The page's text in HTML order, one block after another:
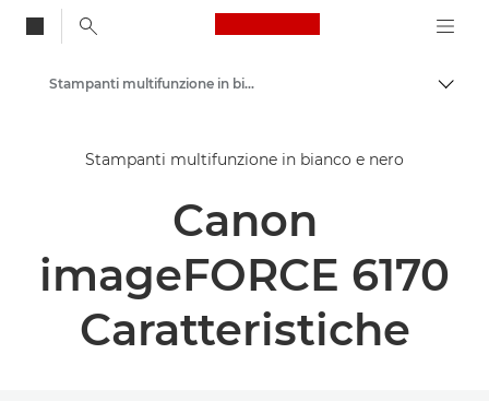
Canon Logo, back
Soluzioni e servizi
Prodotti per le aziende
Stampanti multifunzione in bianco e nero
Stampanti multifunzione in bianco e nero
Canon
imageFORCE 6170
Caratteristiche